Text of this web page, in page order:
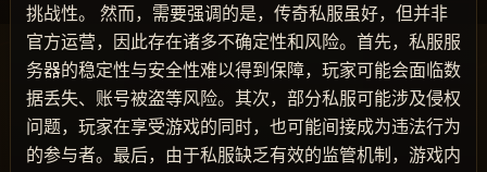
挑战性。 然而，需要强调的是，传奇私服虽好，但并非
官方运营，因此存在诸多不确定性和风险。首先，私服服
务器的稳定性与安全性难以得到保障，玩家可能会面临数
据丢失、账号被盗等风险。其次，部分私服可能涉及侵权
问题，玩家在享受游戏的同时，也可能间接成为违法行为
的参与者。最后，由于私服缺乏有效的监管机制，游戏内